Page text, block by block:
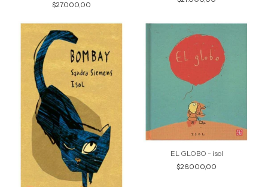
$27.000,00
EL GLOBO - isol
$26.000,00